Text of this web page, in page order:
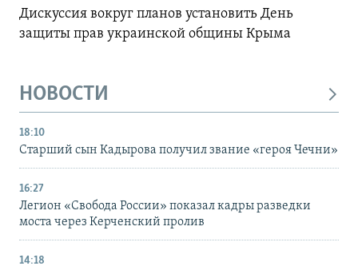
Дискуссия вокруг планов установить День
защиты прав украинской общины Крыма
НОВОСТИ
18:10
Старший сын Кадырова получил звание «героя Чечни»
16:27
Легион «Свобода России» показал кадры разведки
моста через Керченский пролив
14:18